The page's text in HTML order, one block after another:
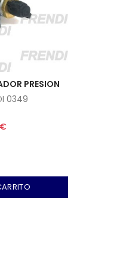
PRESION
0349